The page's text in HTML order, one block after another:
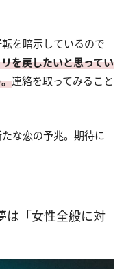
を暗示しているので
を戻したいと思ってい
連絡を取ってみること
な恋の予兆。期待に
は「女性全般に対